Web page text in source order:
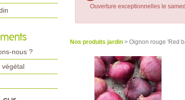
nous ?
végétal
Ouverture exceptionnelles le
Nos produits jardin > Oignon rouge 'Red